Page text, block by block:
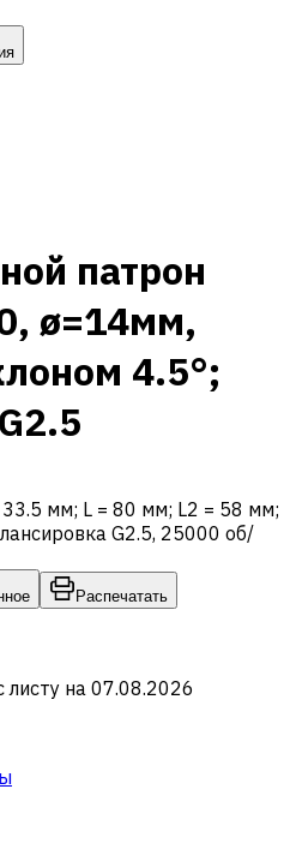
патрон
ø=14мм,
4.5°;
мм; L = 80 мм; L2 = 58 мм;
G2.5, 25000 об/
Распечатать
листу на 07.08.2026